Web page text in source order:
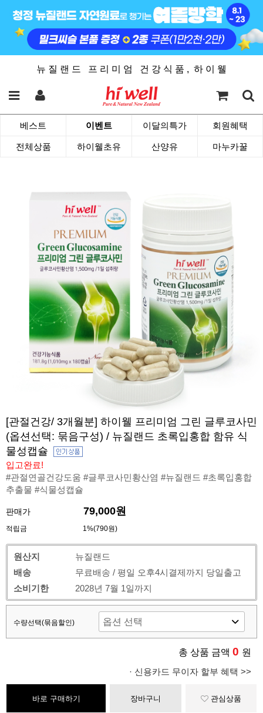
뉴 질 랜 드 프 리 미 엄 건 강 식 품 , 하 이 웰
베스트 이벤트 이달의특가 회원혜택
전체상품 하이웰초유 산양유 마누카꿀
[관절건강/ 3개월분] 하이웰 프리미엄 그린 글루코사민
(옵션선택: 묶음구성) / 뉴질랜드 초록입홍합 함유 식
물성캡슐
입고완료!
#관절연골건강도움 #글루코사민황산염 #뉴질랜드 #초록입홍합
추출물 #식물성캡슐
판매가 79,000원
적립금 1%(790원)
원산지
뉴질랜드
배송
무료배송 / 평일 오후4시결제까지 당일출고
소비기한
2028년 7월 1일까지
수량선택(묶음할인)
총 상품 금액 0 원
· 신용카드 무이자 할부 혜택 >>
바로 구매하기 장바구니 관심상품